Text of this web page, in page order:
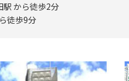
駅 から徒歩2分
徒歩9分